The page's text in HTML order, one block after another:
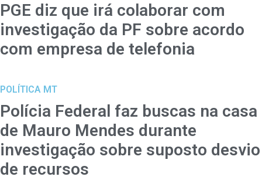
PGE diz que irá colaborar com
investigação da PF sobre acordo
com empresa de telefonia
POLÍTICA MT
Polícia Federal faz buscas na casa
de Mauro Mendes durante
investigação sobre suposto desvio
de recursos